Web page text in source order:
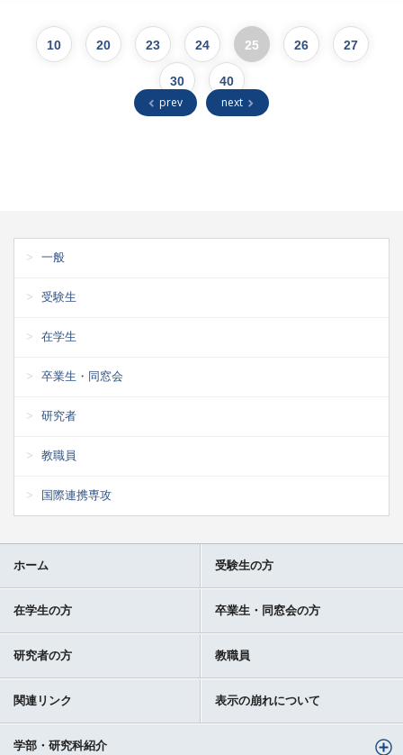
prev
10 20 23 24 25 26 27
30 40
next
一般
受験生
在学生
卒業生・同窓会
研究者
教職員
国際連携専攻
ホーム 受験生の方
在学生の方 卒業生・同窓会の方
研究者の方 教職員
関連リンク 表示の崩れについて
学部・研究科紹介